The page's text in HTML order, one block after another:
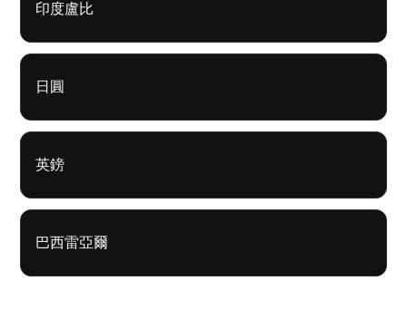
印度盧比
日圓
英鎊
巴西雷亞爾